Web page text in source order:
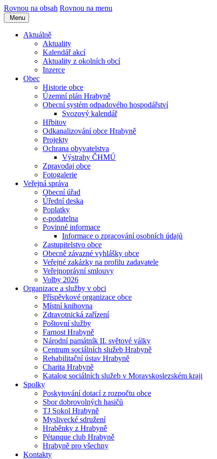
Rovnou na obsah Rovnou na menu
Menu
Aktuálně
Aktuality
Kalendář akcí
Aktuality z okolních obcí
Inzerce
Obec
Historie obce
Územní plán Hrabyně
Obecní systém odpadového hospodářství
Svozový kalendář
Hřbitov
Odkanalizování obce Hrabyně
Projekty
Ochrana obyvatelstva
Výstrahy ČHMÚ
Zpravodaj obce
Fotogalerie
Veřejná správa
Obecní úřad
Úřední deska
Poplatky
e-podatelna
Povinné informace
Informace o zpracování osobních údajů
Zastupitelstvo obce
Obecně závazné vyhlášky obce
Veřejné zakázky na profilu zadavatele
Veřejnoprávní smlouvy
Volby 2026
Organizace a služby v obci
Příspěvkové organizace obce
Místní knihovna
Zdravotnická zařízení
Poštovní služby
Farnost Hrabyně
Národní památník II. světové války
Centrum sociálních služeb Hrabyně
Rehabilitační ústav Hrabyně
Charita Hrabyně
Katalog sociálních služeb v Moravskoslezském kraji
Spolky
Poskytování dotací z rozpočtu obce
Sbor dobrovolných hasičů
TJ Sokol Hrabyně
Myslivecké sdružení
Hraběnky z Hrabyně
Pétanque club Hrabyně
Hrabyně pro všechny
Kontakty